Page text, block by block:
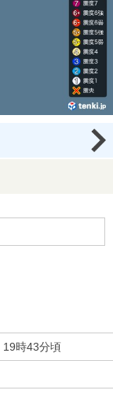
19時43分頃